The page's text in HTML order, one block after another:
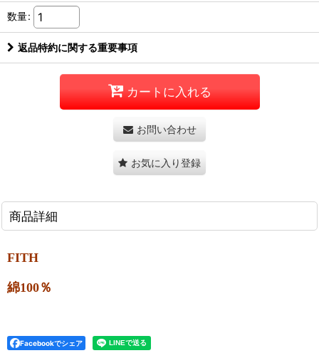
数量:
返品特約に関する重要事項
カートに入れる
お問い合わせ
お気に入り登録
商品詳細
FITH
綿100％
Facebookでシェア